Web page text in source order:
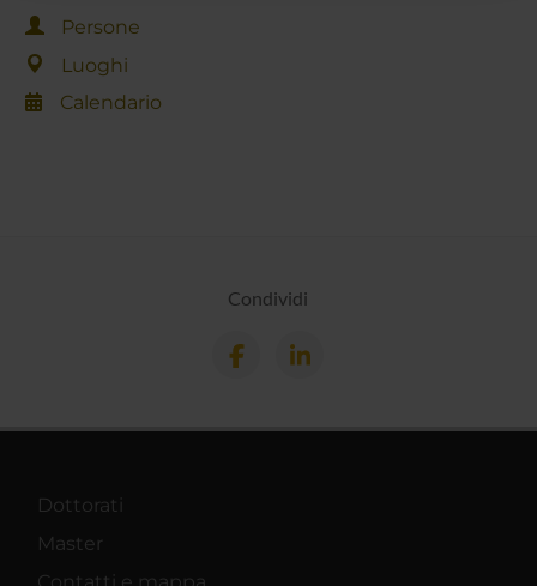
Persone
Luoghi
Calendario
Condividi
Dottorati
Master
Contatti e mappa